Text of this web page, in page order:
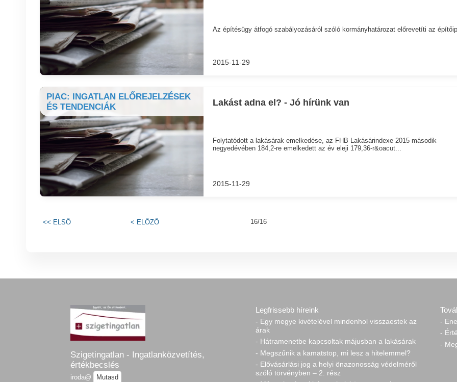
Az építésügy átfogó szabályozásáról szóló kormányhatározat előrevetíti az
2015-11-29
PIAC: INGATLAN ELŐREJELZÉSEK
ÉS TENDENCIÁK
Lakást adna el? - Jó hírünk van
Folytatódott a lakásárak emelkedése, az FHB Lakásárindexe 2015 második
negyedévében 184,2-re emelkedett az év eleji 179,36-r&oacut...
2015-11-29
<< ELSŐ < ELŐZŐ 16/16
Szigetingatlan - Ingatlanközvetítés,
értékbecslés
iroda@ Mutasd
Legfrissebb híreink
- Egy megye kivételével mindenhol visszaestek az
árak
- Hátramenetbe kapcsoltak májusban a lakásárak
- Megszűnik a kamatstop, mi lesz a hitelemmel?
- Elővásárlási jog a helyi önazonosság védelméről
szóló törvényben – 2. rész
-
-
-